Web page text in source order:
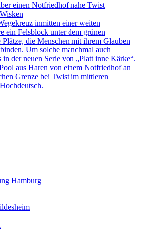
einen Notfriedhof nahe Twist
inmitten einer weiten
ein Felsblock unter dem grünen
die Menschen mit ihrem Glauben
Um solche manchmal auch
in der neuen Serie von „Platt inne Kärke“.
aus Haren von einem Notfriedhof an
Grenze bei Twist im mittleren
Hamburg